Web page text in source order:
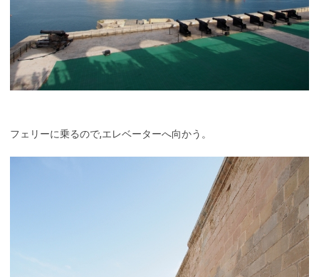
フェリーに乗るので,エレベーターへ向かう。